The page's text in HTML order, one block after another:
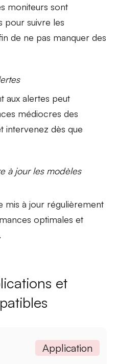
moniteurs sont
suivre les
de ne pas manquer des
auxalertes peut
médiocres des
intervenez dès que
à jour les modèles
mis à jour régulièrement
optimales et
et
Application